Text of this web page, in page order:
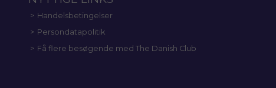
Handelsbetingelser
Persondatapolitik
Få flere besøgende med The Danish Club